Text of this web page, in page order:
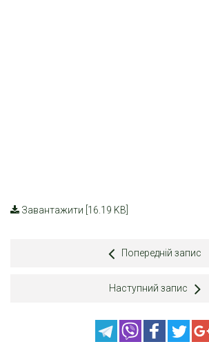
Завантажити [16.19 KB]
Попередній запис
Наступний запис